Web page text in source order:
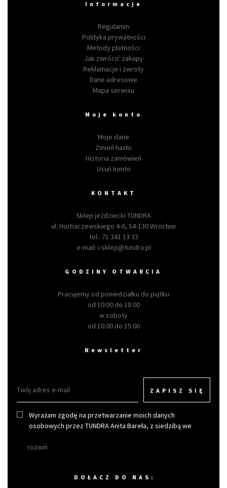
Informacje
Regulamin
Polityka prywatności
Metody płatności
Jak zwrócić zakupy
Reklamacje i zwroty
Dane adresowe
Mapa serwisu
Moje konto
Moje dane
Zmień hasło
Historia zamówień
Usuń konto
KONTAKT
Sklep jeździecki TUNDRA
ul. Horbaczewskiego 4-6, 54-130 Wrocław
tel.: 71 341 13 33
e-mail: i-sklep@tundra.pl
GODZINY OTWARCIA
Pracujemy od poniedziałku do piątku
od 10:00 do 18:00
w soboty
od 10:00 do 15:00
Newsletter
ZAPISZ SIĘ
Wyrażam zgodę na przetwarzanie moich danych
osobowych przez TUNDRA Anita Bareła, z siedzibą we
rozwiń
DOŁACZ DO NAS: